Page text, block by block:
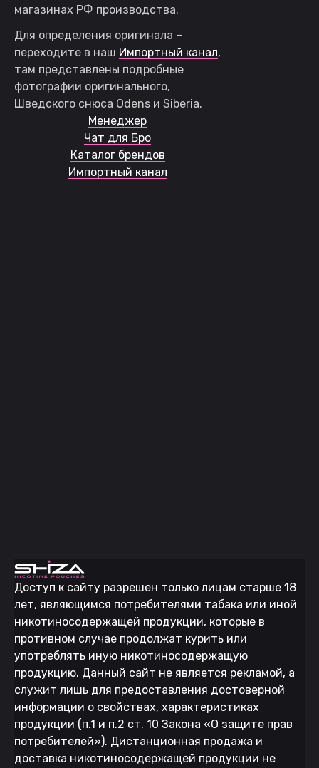
магазинах РФ производства.
Для определения оригинала –
переходите в наш Импортный канал,
там представлены подробные
фотографии оригинального,
Шведского снюса Odens и Siberia.
Менеджер
Чат для Бро
Каталог брендов
Импортный канал
Доступ к сайту разрешен только лицам старше 18
лет, являющимся потребителями табака или иной
никотиносодержащей продукции, которые в
противном случае продолжат курить или
употреблять иную никотиносодержащую
продукцию. Данный сайт не является рекламой, а
служит лишь для предоставления достоверной
информации о свойствах, характеристиках
продукции (п.1 и п.2 ст. 10 Закона «О защите прав
потребителей»). Дистанционная продажа и
доставка никотиносодержащей продукции не